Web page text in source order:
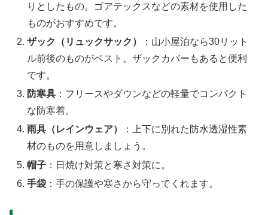
りとしたもの。ゴアテックスなどの素材を使用した
ものがおすすめです。
ザック（リュックサック）
：山小屋泊なら30リット
ル前後のものがベスト。ザックカバーもあると便利
です。
防寒具 ：フリースやダウンなどの軽量でコンパクト
な防寒着。
雨具（レインウェア）
：上下に別れた防水透湿性素
材のものを用意しましょう。
帽子 ：日焼け対策と寒さ対策に。
手袋 ：手の保護や寒さから守ってくれます。